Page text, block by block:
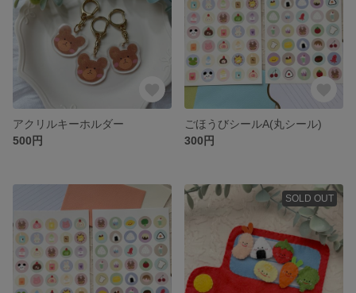
アクリルキーホルダー
500円
ごほうびシールA(丸シール)
300円
SOLD OUT